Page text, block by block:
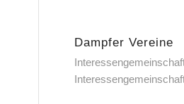
Dampfer Vereine